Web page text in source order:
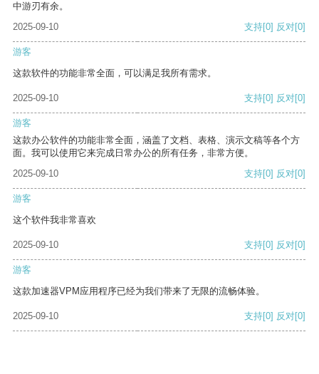
中游刃有余。
2025-09-10
支持[0] 反对[0]
游客
这款软件的功能非常全面，可以满足我所有需求。
2025-09-10 支持[0] 反对[0]
游客
这款办公软件的功能非常全面，涵盖了文档、表格、演示文稿等各个方
面。我可以使用它来完成日常办公的所有任务，非常方便。
2025-09-10
支持[0] 反对[0]
游客
这个软件我非常喜欢
2025-09-10 支持[0] 反对[0]
游客
这款加速器VPM应用程序已经为我们带来了无限的流畅体验。
2025-09-10 支持[0] 反对[0]